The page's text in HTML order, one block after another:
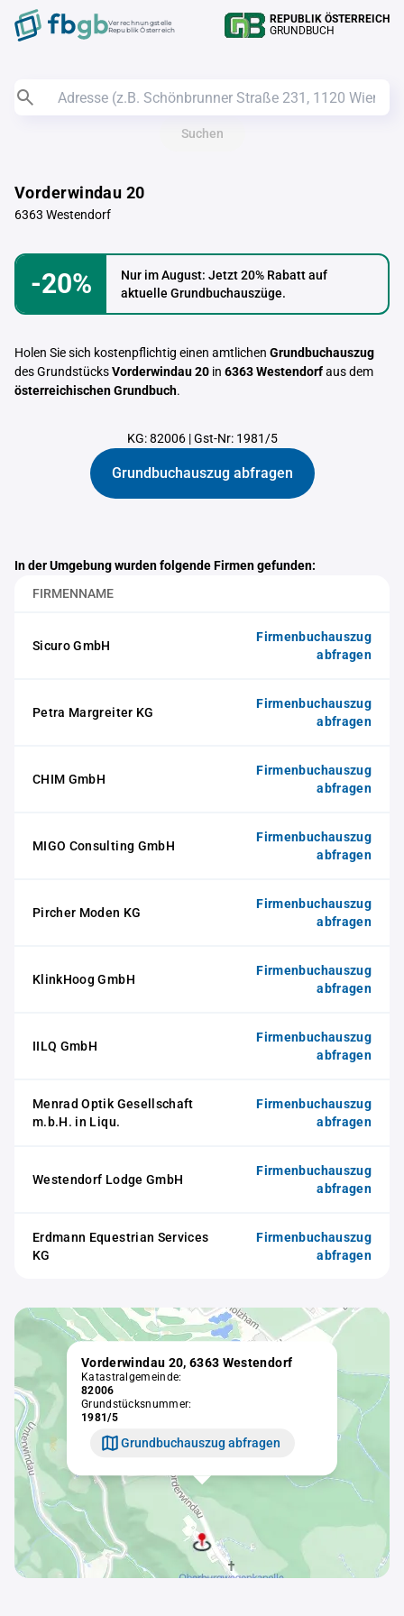
Verrechnungstelle
Republik Österreich
REPUBLIK ÖSTERREICH
GRUNDBUCH
Suchen
Vorderwindau 20
6363 Westendorf
-20%
Nur im August: Jetzt 20% Rabatt auf
aktuelle Grundbuchauszüge.
Holen Sie sich kostenpflichtig einen amtlichen Grundbuchauszug
des GrundstücksVorderwindau 20 in 6363 Westendorfaus dem
österreichischen Grundbuch.
KG: 82006|Gst-Nr: 1981/5
Grundbuchauszug abfragen
In der Umgebung wurden folgende Firmen gefunden:
FIRMENNAME
Sicuro GmbH
Firmenbuchauszug
abfragen
Petra Margreiter KG
Firmenbuchauszug
abfragen
CHIM GmbH
Firmenbuchauszug
abfragen
MIGO Consulting GmbH
Firmenbuchauszug
abfragen
Pircher Moden KG
Firmenbuchauszug
abfragen
KlinkHoog GmbH
Firmenbuchauszug
abfragen
IILQ GmbH
Firmenbuchauszug
abfragen
Menrad Optik Gesellschaft
m.b.H. in Liqu.
Firmenbuchauszug
abfragen
Westendorf Lodge GmbH
Firmenbuchauszug
abfragen
Erdmann Equestrian Services
KG
Firmenbuchauszug
abfragen
Vorderwindau 20, 6363 Westendorf
Katastralgemeinde:
82006
Grundstücksnummer:
1981/5
Grundbuchauszug abfragen